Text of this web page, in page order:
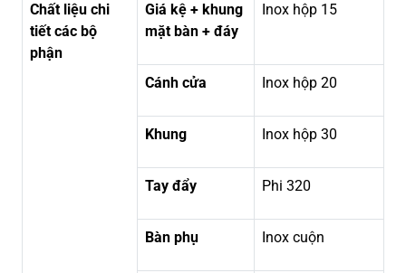
Chất liệu chi
tiết các bộ
phận
Giá kệ + khung
mặt bàn + đáy
Inox hộp 15
Cánh cửa Inox hộp 20
Khung Inox hộp 30
Tay đẩy Phi 320
Bàn phụ Inox cuộn